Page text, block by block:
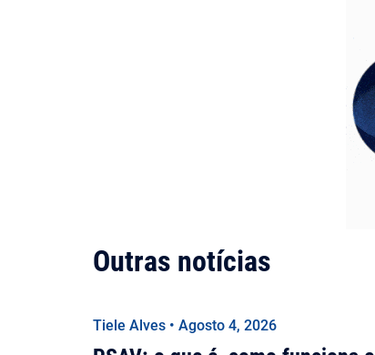
Outras notícias
Tiele Alves • Agosto 4, 2026